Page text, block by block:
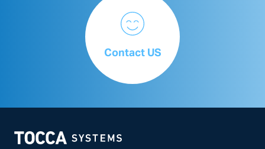
Contact US
Home